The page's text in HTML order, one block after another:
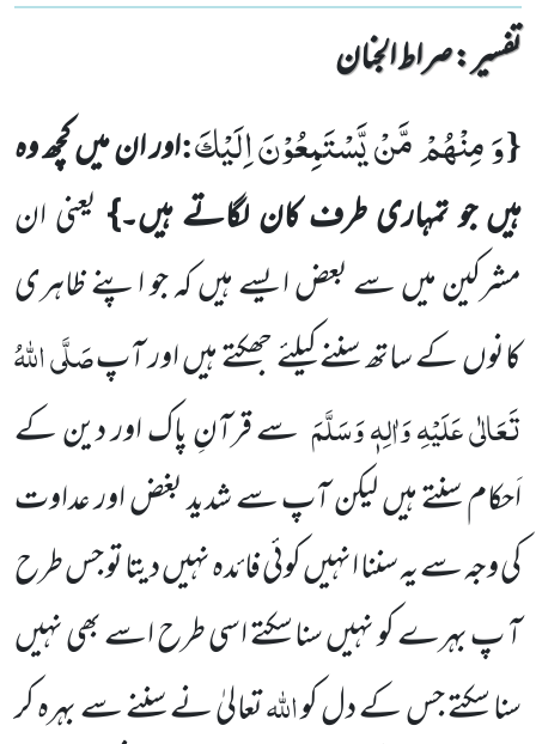
تفسیر : ‎صراط الجنان
{وَ مِنْهُمْ مَّنْ یَّسْتَمِعُوْنَ اِلَیْكَ:اور ان میں کچھ وہ
ہیں جو تمہاری طرف کان لگاتے ہیں۔} یعنی ان
مشرکین میں سے بعض ایسے ہیں کہ جو اپنے ظاہری
کانوں کے ساتھ سننے کیلئے جھکتے ہیں اور آپصَلَّی اللہُ
تَعَالٰی عَلَیْہِ وَاٰلِہٖ وَسَلَّمَ سے قرآنِ پاک اور دین کے
اَحکام سنتے ہیں لیکن آپ سے شدید بغض اور عداوت
کی وجہ سے یہ سننا انہیں کوئی فائدہ نہیں دیتا تو جس طرح
آ پ بہرے کو نہیں سنا سکتے اسی طرح اسے بھی نہیں
سنا سکتے جس کے دل کواللہتعالیٰ نے سننے سے بہرہ کر